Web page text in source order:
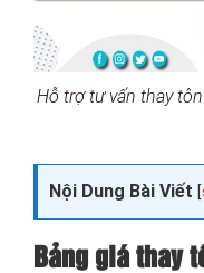
Hỗ trợ tư vấn thay
Nội Dung Bài Viết [
Bảng giá thay